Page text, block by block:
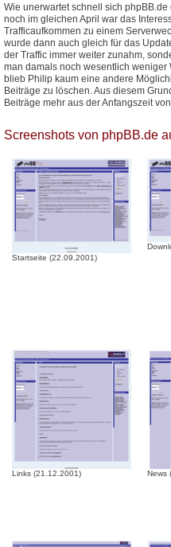
Wie unerwartet schnell sich
noch im gleichen April war das
Trafficaufkommen zu einem
wurde dann auch gleich für das
der Traffic immer weiter zunahm,
man damals noch wesentlich
blieb Philip kaum eine andere
Beiträge zu löschen. Aus diesem
Beiträge mehr aus der Anfangszeit
Screenshots von phpBB.de
Startseite (22.09.2001)
Links (21.12.2001) News